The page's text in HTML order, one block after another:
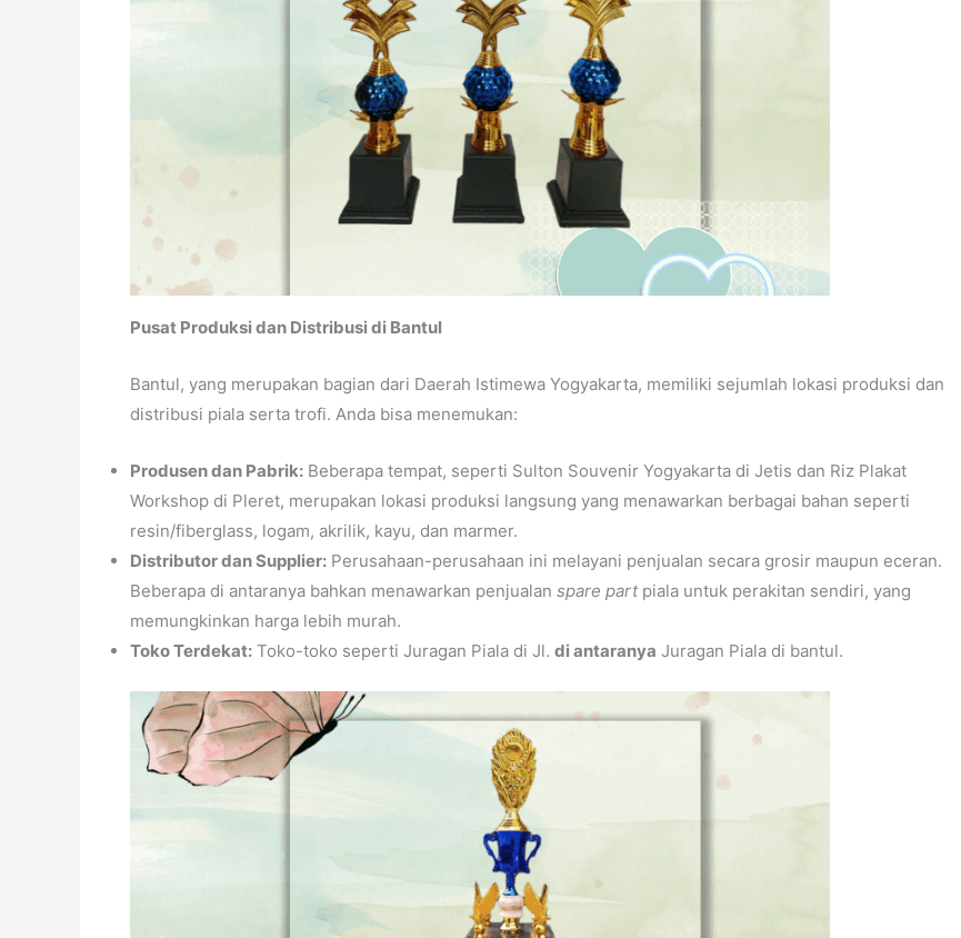
Pusat Produksi dan Distribusi di Bantul
Bantul, yang merupakan bagian dari Daerah Istimewa Yogyakarta, memiliki sejumlah lokasi produksi dan
distribusi piala serta trofi. Anda bisa menemukan:
Produsen dan Pabrik: Beberapa tempat, seperti Sulton Souvenir Yogyakarta di Jetis dan Riz Plakat
Workshop di Pleret, merupakan lokasi produksi langsung yang menawarkan berbagai bahan seperti
resin/fiberglass, logam, akrilik, kayu, dan marmer.
Distributor dan Supplier: Perusahaan-perusahaan ini melayani penjualan secara grosir maupun eceran.
Beberapa di antaranya bahkan menawarkan penjualan spare partpiala untuk perakitan sendiri, yang
memungkinkan harga lebih murah.
Toko Terdekat: Toko-toko seperti Juragan Piala di Jl. di antaranya Juragan Piala di bantul.